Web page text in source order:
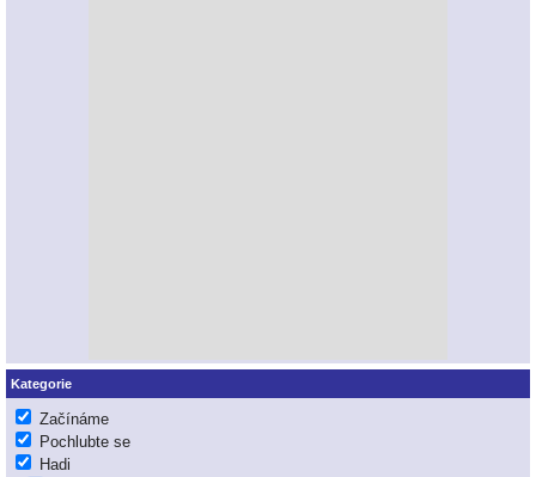
Kategorie
Začínáme
Pochlubte se
Hadi